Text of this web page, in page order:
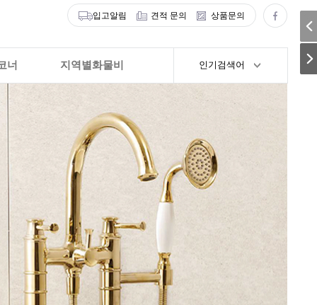
입고알림 견적 문의 상품문의
너 지역별화물비 인기검색어